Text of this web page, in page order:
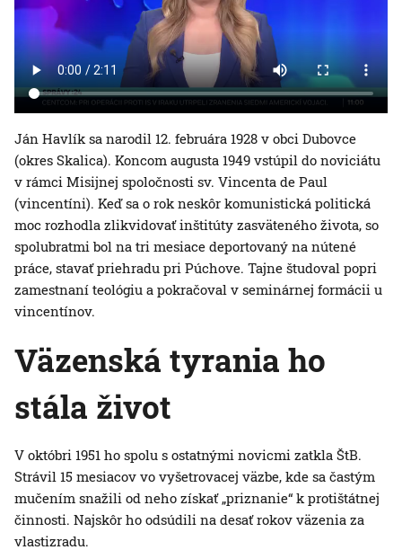
Ján Havlík sa narodil 12. februára 1928 v obci Dubovce
(okres Skalica). Koncom augusta 1949 vstúpil do noviciátu
v rámci Misijnej spoločnosti sv. Vincenta de Paul
(vincentíni). Keď sa o rok neskôr komunistická politická
moc rozhodla zlikvidovať inštitúty zasväteného života, so
spolubratmi bol na tri mesiace deportovaný na nútené
práce, stavať priehradu pri Púchove. Tajne študoval popri
zamestnaní teológiu a pokračoval v seminárnej formácii u
vincentínov.
Väzenská tyrania ho
stála život
V októbri 1951 ho spolu s ostatnými novicmi zatkla ŠtB.
Strávil 15 mesiacov vo vyšetrovacej väzbe, kde sa častým
mučením snažili od neho získať „priznanie“ k protištátnej
činnosti. Najskôr ho odsúdili na desať rokov väzenia za
vlastizradu.